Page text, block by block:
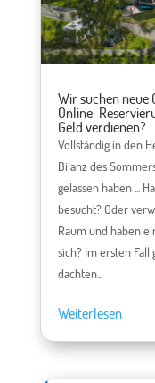
Wir suchen neue
Online-
Geld verdienen?
Vollständig in den
Bilanz des
gelassen haben ...
besucht? Oder
Raum und haben
sich? Im ersten
dachten...
Weiterlesen